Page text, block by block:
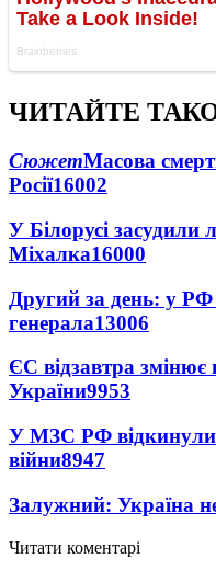
ЧИТАЙТЕ
СюжетМасова
Росії16002
У Білорусі засудили
Міхалка16000
Другий за день: у
генерала13006
ЄС відзавтра змінює
України9953
У МЗС РФ відкинули
війни8947
Залужний: Україна
Читати коментарі